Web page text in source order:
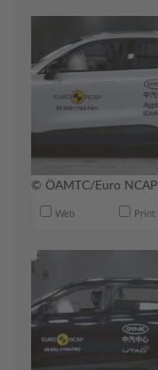
© ÖAMTC/Euro NCAP
Web Print